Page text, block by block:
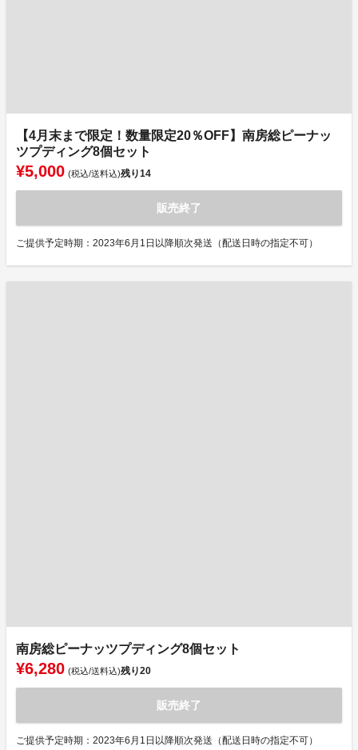
【4月末まで限定！数量限定20％OFF】南房総ピーナッ
ツプディング8個セット
¥5,000 (税込/送料込)残り14
販売終了
ご提供予定時期：2023年6月1日以降順次発送（配送日時の指定不可）
南房総ピーナッツプディング8個セット
¥6,280 (税込/送料込)残り20
販売終了
ご提供予定時期：2023年6月1日以降順次発送（配送日時の指定不可）